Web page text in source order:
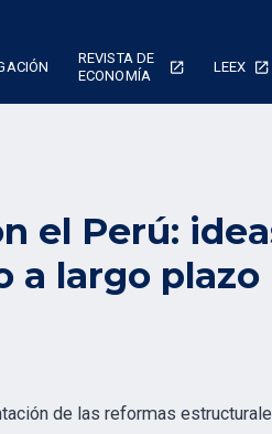
REVISTA DE
ECONOMÍA
LEEX
el Perú:
a largo plazo
de las reformas